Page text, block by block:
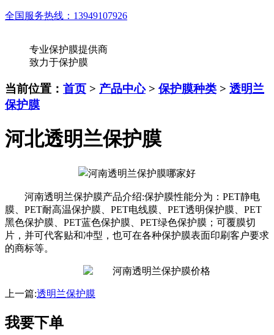
全国服务热线： 13949107926
专业保护膜提供商
致力于保护膜
当前位置： 首页 > 产品中心> 保护膜种类 > 透明兰
保护膜
河北透明兰保护膜
河南透明兰保护膜产品介绍:保护膜性能分为：PET静电
膜、PET耐高温保护膜、PET电线膜、PET透明保护膜、PET
黑色保护膜、PET蓝色保护膜、PET绿色保护膜；可覆膜切
片，并可代客贴和冲型，也可在各种保护膜表面印刷客户要求
的商标等。
上一篇:透明兰保护膜
我要下单